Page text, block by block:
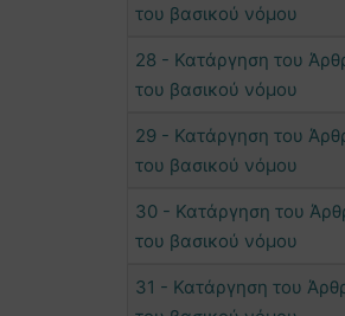
του βασικού νόμου
28 - Κατάργηση του
του βασικού νόμου
29 - Κατάργηση του
του βασικού νόμου
30 - Κατάργηση του
του βασικού νόμου
31 - Κατάργηση του